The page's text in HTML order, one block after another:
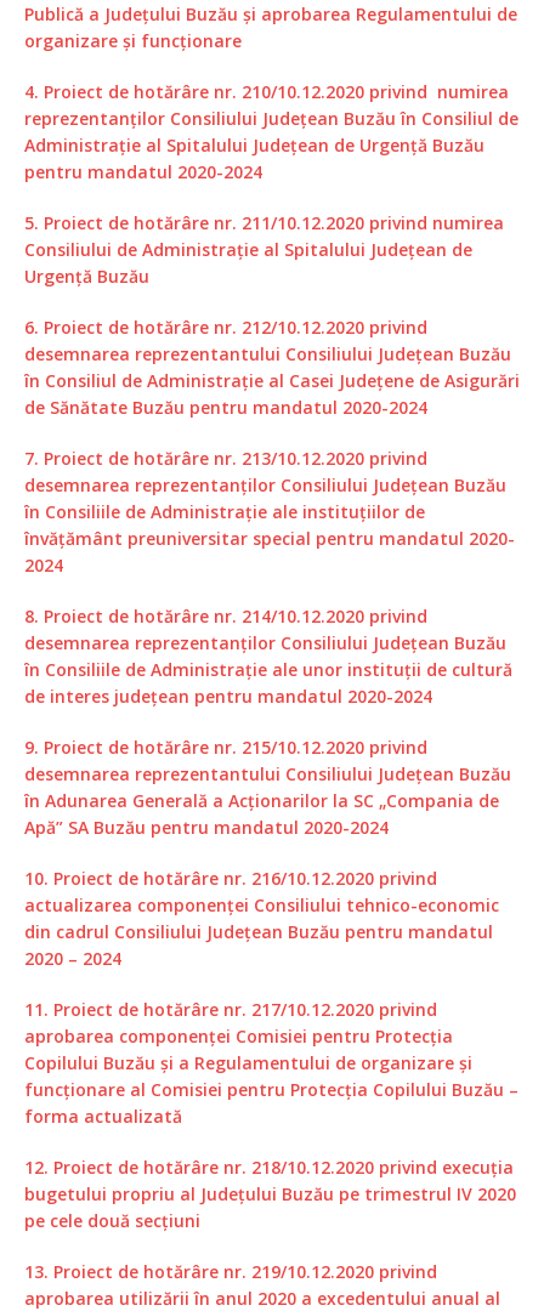
Publică a Județului Buzău și aprobarea Regulamentului de
organizare și funcționare
4. Proiect de hotărâre nr. 210/10.12.2020 privind numirea
reprezentanților Consiliului Judeţean Buzău în Consiliul de
Administraţie al Spitalului Judeţean de Urgenţă Buzău
pentru mandatul 2020-2024
5. Proiect de hotărâre nr. 211/10.12.2020 privind numirea
Consiliului de Administraţie al Spitalului Judeţean de
Urgenţă Buzău
6. Proiect de hotărâre nr. 212/10.12.2020 privind
desemnarea reprezentantului Consiliului Județean Buzău
în Consiliul de Administrație al Casei Județene de Asigurări
de Sănătate Buzău pentru mandatul 2020-2024
7. Proiect de hotărâre nr. 213/10.12.2020 privind
desemnarea reprezentanților Consiliului Județean Buzău
în Consiliile de Administrație ale instituțiilor de
învățământ preuniversitar special pentru mandatul 2020-
2024
8. Proiect de hotărâre nr. 214/10.12.2020 privind
desemnarea reprezentanților Consiliului Județean Buzău
în Consiliile de Administrație ale unor instituții de cultură
de interes județean pentru mandatul 2020-2024
9. Proiect de hotărâre nr. 215/10.12.2020 privind
desemnarea reprezentantului Consiliului Județean Buzău
în Adunarea Generală a Acționarilor la SC „Compania de
Apă” SA Buzău pentru mandatul 2020-2024
10. Proiect de hotărâre nr. 216/10.12.2020 privind
actualizarea componenței Consiliului tehnico-economic
din cadrul Consiliului Județean Buzău pentru mandatul
2020 – 2024
11. Proiect de hotărâre nr. 217/10.12.2020 privind
aprobarea componenţei Comisiei pentru Protecţia
Copilului Buzău şi a Regulamentului de organizare şi
funcţionare al Comisiei pentru Protecţia Copilului Buzău –
forma actualizată
12. Proiect de hotărâre nr. 218/10.12.2020 privind execuția
bugetului propriu al Județului Buzău pe trimestrul IV 2020
pe cele două secțiuni
13. Proiect de hotărâre nr. 219/10.12.2020 privind
aprobarea utilizării în anul 2020 a excedentului anual al